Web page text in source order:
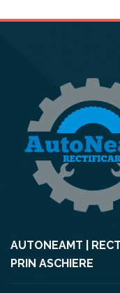
AUTONEAMT |
PRIN ASCHIERE